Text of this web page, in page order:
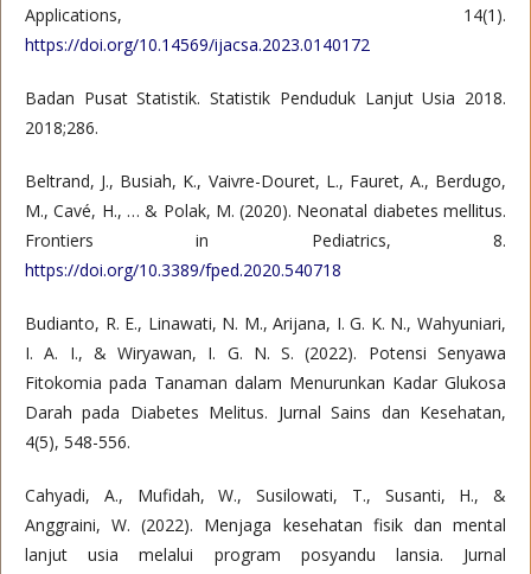
Applications, 14(1).
https://doi.org/10.14569/ijacsa.2023.0140172
Badan Pusat Statistik. Statistik Penduduk Lanjut Usia 2018.
2018;286.
Beltrand, J., Busiah, K., Vaivre-Douret, L., Fauret, A., Berdugo,
M., Cavé, H., … & Polak, M. (2020). Neonatal diabetes mellitus.
Frontiers in Pediatrics, 8.
https://doi.org/10.3389/fped.2020.540718
Budianto, R. E., Linawati, N. M., Arijana, I. G. K. N., Wahyuniari,
I. A. I., & Wiryawan, I. G. N. S. (2022). Potensi Senyawa
Fitokomia pada Tanaman dalam Menurunkan Kadar Glukosa
Darah pada Diabetes Melitus. Jurnal Sains dan Kesehatan,
4(5), 548-556.
Cahyadi, A., Mufidah, W., Susilowati, T., Susanti, H., &
Anggraini, W. (2022). Menjaga kesehatan fisik dan mental
lanjut usia melalui program posyandu lansia. Jurnal